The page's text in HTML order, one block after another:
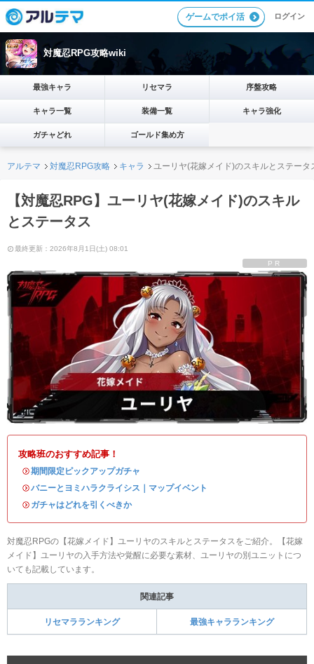
ゲームでポイ活 ログイン
対魔忍RPG攻略wiki
最強キャラ リセマラ 序盤攻略
キャラ一覧 装備一覧 キャラ強化
ガチャどれ ゴールド集め方
アルテマ 対魔忍RPG攻略 キャラ ユーリヤ(花嫁メイド)のスキルとステータ
【対魔忍RPG】ユーリヤ(花嫁メイド)のスキル
とステータス
最終更新：2026年8月1日(土) 08:01
PR
攻略班のおすすめ記事！
・期間限定ピックアップガチャ
・バニーとヨミハラクライシス｜マップイベント
・ ガチャはどれを引くべきか
対魔忍RPGの【花嫁メイド】ユーリヤのスキルとステータスをご紹介。【花嫁
メイド】ユーリヤの入手方法や覚醒に必要な素材、ユーリヤの別ユニットにつ
いても記載しています。
関連記事
リセマラランキング 最強キャラランキング